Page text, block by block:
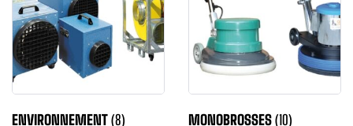
ENVIRONNEMENT(8) MONOBROSSES(10)